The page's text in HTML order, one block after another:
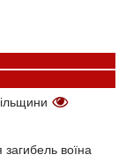
загибель воїна